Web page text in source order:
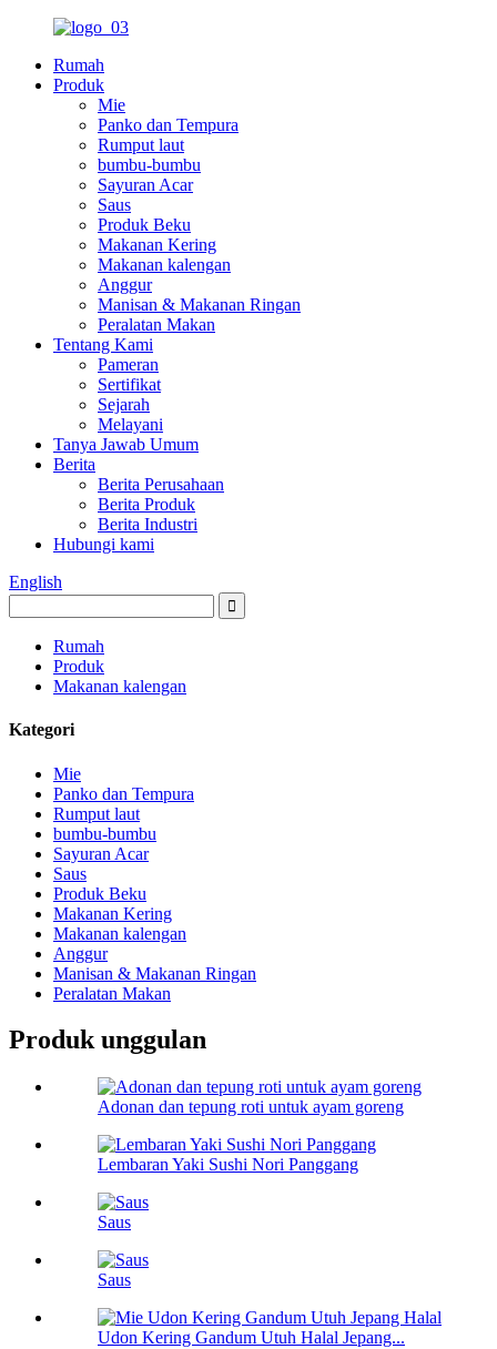
Rumah
Produk
Mie
Panko dan Tempura
Rumput laut
bumbu-bumbu
Sayuran Acar
Saus
Produk Beku
Makanan Kering
Makanan kalengan
Anggur
Manisan & Makanan Ringan
Peralatan Makan
Tentang Kami
Pameran
Sertifikat
Sejarah
Melayani
Tanya Jawab Umum
Berita
Berita Perusahaan
Berita Produk
Berita Industri
Hubungi kami
English
Rumah
Produk
Makanan kalengan
Kategori
Mie
Panko dan Tempura
Rumput laut
bumbu-bumbu
Sayuran Acar
Saus
Produk Beku
Makanan Kering
Makanan kalengan
Anggur
Manisan & Makanan Ringan
Peralatan Makan
Produk unggulan
Adonan dan tepung roti untuk ayam goreng
Lembaran Yaki Sushi Nori Panggang
Saus
Saus
Udon Kering Gandum Utuh Halal Jepang...